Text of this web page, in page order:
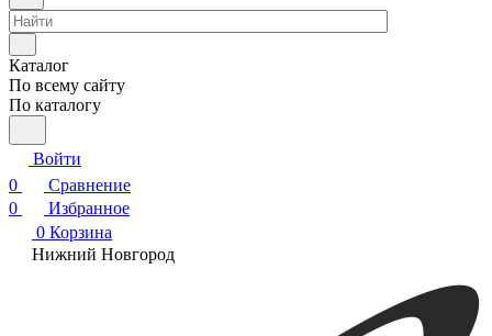
Каталог
По всему сайту
По каталогу
Войти
0
Сравнение
0
Избранное
0 Корзина
Нижний Новгород